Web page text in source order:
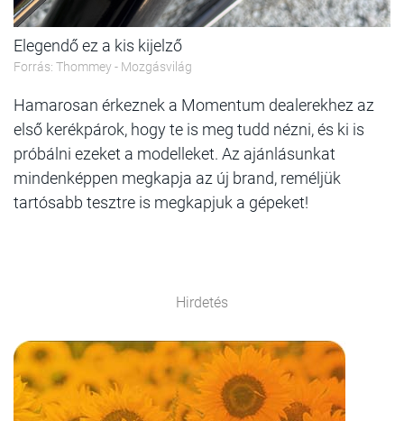
Elegendő ez a kis kijelző
Forrás: Thommey - Mozgásvilág
Hamarosan érkeznek a Momentum dealerekhez az
első kerékpárok, hogy te is meg tudd nézni, és ki is
próbálni ezeket a modelleket. Az ajánlásunkat
mindenképpen megkapja az új brand, reméljük
tartósabb tesztre is megkapjuk a gépeket!
Hirdetés